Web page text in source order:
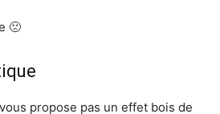
🙁
propose pas un effet bois de